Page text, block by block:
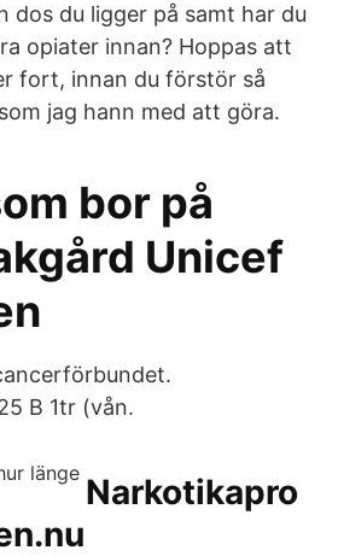
dos du ligger på samt har du
opiater innan? Hoppas att
fort, innan du förstör så
jag hann med att göra.
bor på
Unicef
B 1tr (vån.
Narkotikapro